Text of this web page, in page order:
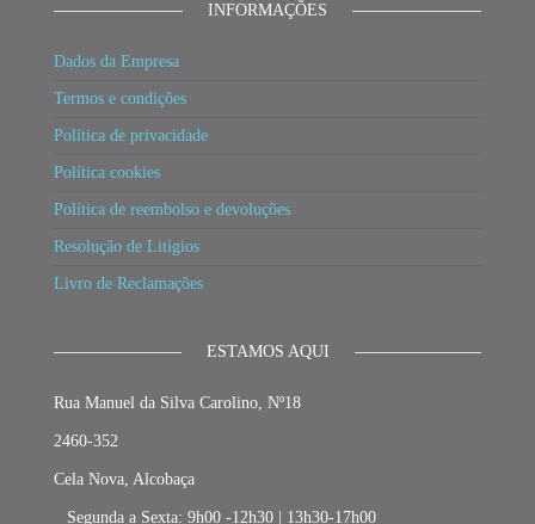
INFORMAÇÕES
Dados da Empresa
Termos e condições
Política de privacidade
Política cookies
Política de reembolso e devoluções
Resolução de Litígios
Livro de Reclamações
ESTAMOS AQUI
Rua Manuel da Silva Carolino, Nº18
2460-352
Cela Nova, Alcobaça
_ Segunda a Sexta: 9h00 -12h30 | 13h30-17h00